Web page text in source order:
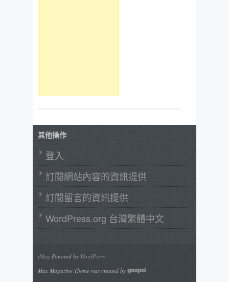
其他操作
登入
訂閱網站內容的資訊提供
訂閱留言的資訊提供
WordPress.org 台灣繁體中文
iMag Powered by WordPress
Max Magazine Theme was created by